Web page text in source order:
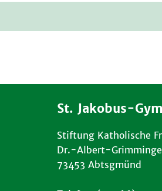
St. Jakobus-
Stiftung Katholische
Dr.-Albert-
73453 Abtsgmünd